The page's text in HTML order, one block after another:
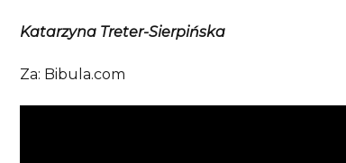
Katarzyna Treter-Sierpińska
Za: Bibula.com